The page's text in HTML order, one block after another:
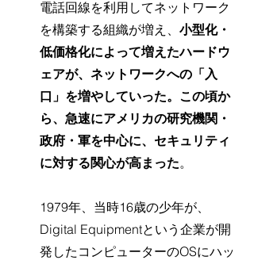
電話回線を利用してネットワーク
を構築する組織が増え、 小型化・
低価格化によって増えたハードウ
ェアが、ネットワークへの「入
口」を増やしていった。この頃か
ら、急速にアメリカの研究機関・
政府・軍を中心に、セキュリティ
に対する関心が高まった。
1979年、当時16歳の少年が、
Digital Equipmentという企業が開
発したコンピューターのOSにハッ